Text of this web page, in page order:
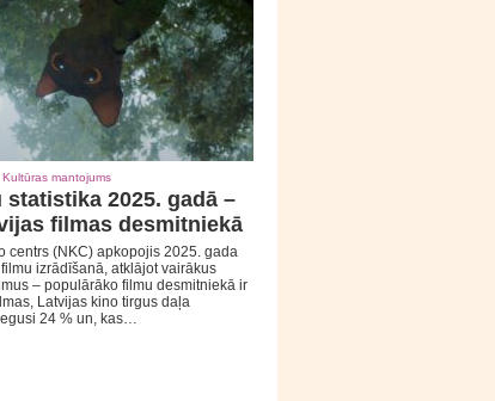
Kultūras mantojums
statistika 2025. gadā –
filmas desmitniekā
centrs (NKC) apkopojis 2025. gada
izrādīšanā, atklājot vairākus
– populārāko filmu desmitniekā ir
Latvijas kino tirgus daļa
24 % un, kas…